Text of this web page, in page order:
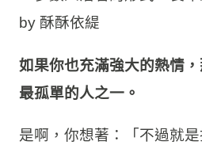
by 酥酥依緹
如果你也充滿強大的熱情
最孤單的人之一。
是啊，你想著：「不過就